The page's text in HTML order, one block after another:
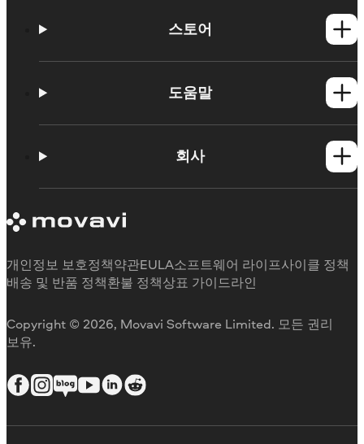
스토어
Mac 제품
도움말
학습 포털
체험판 제한 사항
환불
회사
후기
Movavi를 선택하는 이유
업무용
Copyright © 2026, Movavi Software Limited. 모든 권리
보유.
개인정보 보호정책약관EULA소프트웨어 라이프사이클 정책
배송 및 반품 정책환불 정책상표 가이드라인